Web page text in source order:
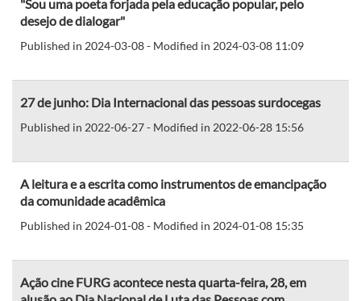
"Sou uma poeta forjada pela educação popular, pelo
desejo de dialogar"
Published in 2024-03-08 - Modified in 2024-03-08 11:09
27 de junho: Dia Internacional das pessoas surdocegas
Published in 2022-06-27 - Modified in 2022-06-28 15:56
A leitura e a escrita como instrumentos de emancipação
da comunidade acadêmica
Published in 2024-01-08 - Modified in 2024-01-08 15:35
Ação cine FURG acontece nesta quarta-feira, 28, em